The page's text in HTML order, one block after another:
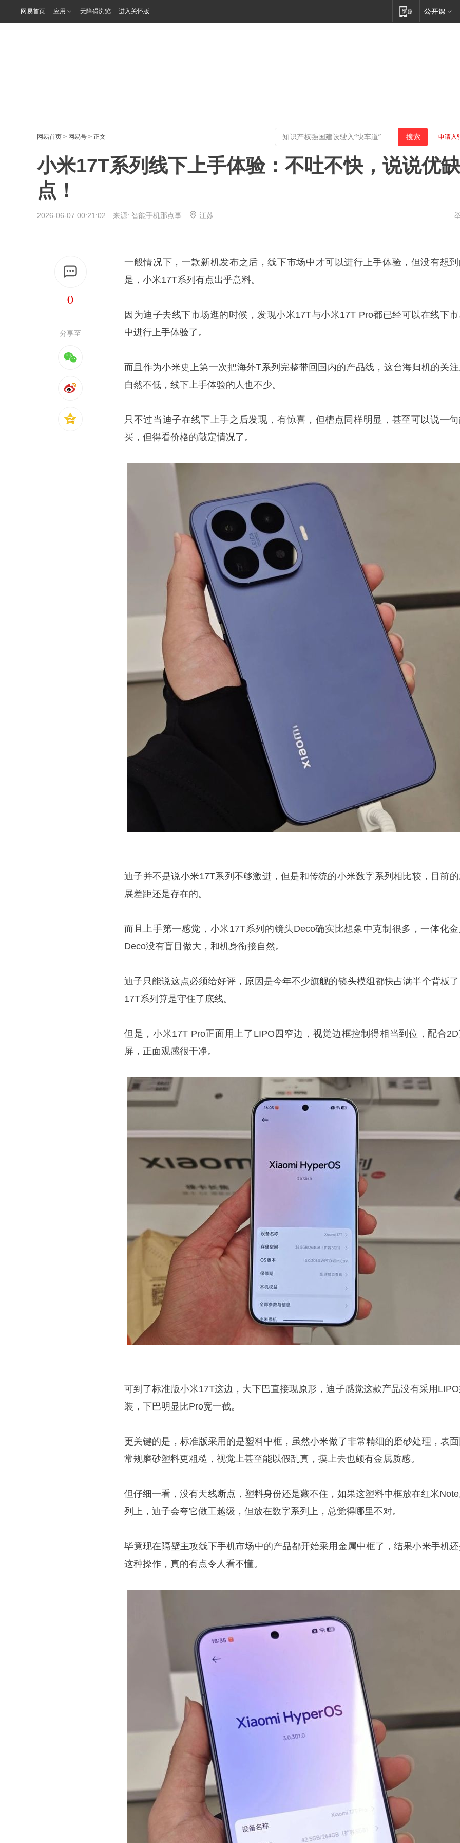
网易首页 应用 无障碍浏览 进入关怀版
网易首页 > 网易号 > 正文 申请入
小米17T系列线下上手体验：不吐不快，说说优缺
点！
2026-06-07 00:21:02 来源: 智能手机那点事 江苏
0
分享至
一般情况下，一款新机发布之后，线下市场中才可以进行上手体验，但没有想
是，小米17T系列有点出乎意料。
因为迪子去线下市场逛的时候，发现小米17T与小米17T Pro都已经可以在线下
中进行上手体验了。
而且作为小米史上第一次把海外T系列完整带回国内的产品线，这台海归机的关
自然不低，线下上手体验的人也不少。
只不过当迪子在线下上手之后发现，有惊喜，但槽点同样明显，甚至可以说一
买，但得看价格的敲定情况了。
迪子并不是说小米17T系列不够激进，但是和传统的小米数字系列相比较，目前
展差距还是存在的。
而且上手第一感觉，小米17T系列的镜头Deco确实比想象中克制很多，一体化
Deco没有盲目做大，和机身衔接自然。
迪子只能说这点必须给好评，原因是今年不少旗舰的镜头模组都快占满半个背板
17T系列算是守住了底线。
但是，小米17T Pro正面用上了LIPO四窄边，视觉边框控制得相当到位，配合
屏，正面观感很干净。
可到了标准版小米17T这边，大下巴直接现原形，迪子感觉这款产品没有采用
装，下巴明显比Pro宽一截。
更关键的是，标准版采用的是塑料中框，虽然小米做了非常精细的磨砂处理，表
常规磨砂塑料更粗糙，视觉上甚至能以假乱真，摸上去也颇有金属质感。
但仔细一看，没有天线断点，塑料身份还是藏不住，如果这塑料中框放在红米
列上，迪子会夸它做工越级，但放在数字系列上，总觉得哪里不对。
毕竟现在隔壁主攻线下手机市场中的产品都开始采用金属中框了，结果小米手机
这种操作，真的有点令人看不懂。